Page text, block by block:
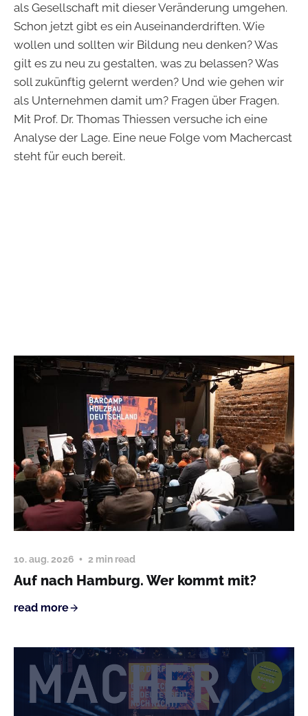
als Gesellschaft mit dieser Veränderung umgehen.
Schon jetzt gibt es ein Auseinanderdriften. Wie
wollen und sollten wir Bildung neu denken? Was
gilt es zu neu zu gestalten, was zu belassen? Was
soll zukünftig gelernt werden? Und wie gehen wir
als Unternehmen damit um? Fragen über Fragen.
Mit Prof. Dr. Thomas Thiessen versuche ich eine
Analyse der Lage. Eine neue Folge vom Machercast
steht für euch bereit.
10. aug. 2026 2 min read
Auf nach Hamburg. Wer kommt mit?
read more